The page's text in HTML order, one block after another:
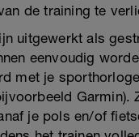
de training te
uitgewerkt als
eenvoudig
met je
Garmin).
je pols en/of